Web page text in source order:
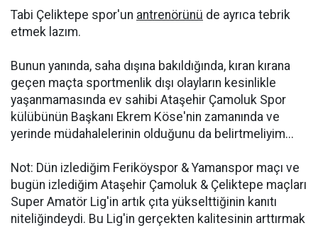
Tabi Çeliktepe spor'un antrenörünü de ayrıca tebrik
etmek lazım.
Bunun yanında, saha dışına bakıldığında, kıran kırana
geçen maçta sportmenlik dışı olayların kesinlikle
yaşanmamasında ev sahibi Ataşehir Çamoluk Spor
külübünün Başkanı Ekrem Köse'nin zamanında ve
yerinde müdahalelerinin olduğunu da belirtmeliyim...
Not: Dün izlediğim Feriköyspor & Yamanspor maçı ve
bugün izlediğim Ataşehir Çamoluk & Çeliktepe maçları
Super Amatör Lig'in artık çıta yükselttiğinin kanıtı
niteliğindeydi. Bu Lig'in gerçekten kalitesinin arttırmak